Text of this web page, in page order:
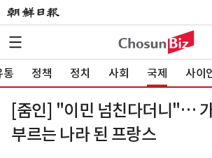
통 정책 정치 사회 국제 사이
[줌인] "이민 넘친다더니"…
부르는 나라 된 프랑스